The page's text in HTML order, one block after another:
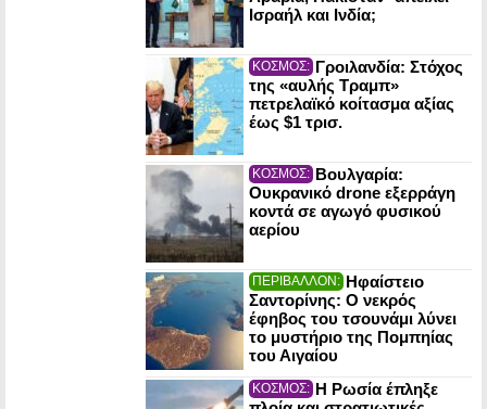
Ισραήλ και Ινδία;
ΚΟΣΜΟΣ: Γροιλανδία: Στόχος
της «αυλής Τραμπ»
πετρελαϊκό κοίτασμα αξίας
έως $1 τρισ.
ΚΟΣΜΟΣ: Βουλγαρία:
Ουκρανικό drone εξερράγη
κοντά σε αγωγό φυσικού
αερίου
ΠΕΡΙΒΑΛΛΟΝ: Ηφαίστειο
Σαντορίνης: Ο νεκρός
έφηβος του τσουνάμι λύνει
το μυστήριο της Πομπηίας
του Αιγαίου
ΚΟΣΜΟΣ: Η Ρωσία έπληξε